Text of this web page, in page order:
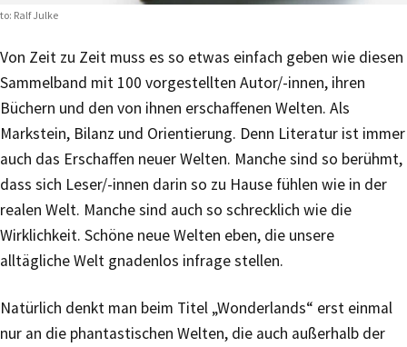
Ralf Julke
Von Zeit zu Zeit muss es so etwas einfach geben wie diesen
Sammelband mit 100 vorgestellten Autor/-innen, ihren
Büchern und den von ihnen erschaffenen Welten. Als
Markstein, Bilanz und Orientierung. Denn Literatur ist immer
auch das Erschaffen neuer Welten. Manche sind so berühmt,
dass sich Leser/-innen darin so zu Hause fühlen wie in der
realen Welt. Manche sind auch so schrecklich wie die
Wirklichkeit. Schöne neue Welten eben, die unsere
alltägliche Welt gnadenlos infrage stellen.
Natürlich denkt man beim Titel „Wonderlands“ erst einmal
nur an die phantastischen Welten, die auch außerhalb der